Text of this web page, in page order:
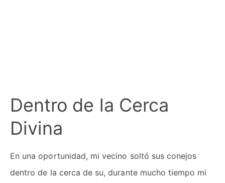
Dentro de la Cerca
Divina
En una oportunidad, mi vecino soltó sus conejos
dentro de la cerca de su, durante mucho tiempo mi